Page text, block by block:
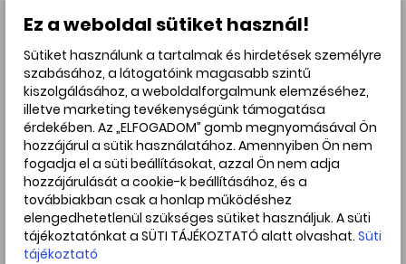
megfigyelheti, valamint a Jupiter két nagy holdját és az
egyiknek az árnyékát is a Jupiter korongjára vetülve!
Az együttállás harmadik tagja az Ikrek csillagképben
található Pollux nevű, sárgás színű csillag, amely bár az
egyenes előzőekben említett két résztvevőjénél
halványabb, 1,1 magnitúdós látszó fényességével a
legfényesebb csillagok közé tartozik. A csillag a Hold fölött
majdnem 5 fokkal látszik, tehát nagyjából ugyanolyan
távolságban a Holdtól, mint a másik irányban a Jupiter. Az
egyenest L-alakzattá egészíti ki az Ikrek csillagkép másik
fényes csillaga, a Castor is, amelyet szintén érdemes
megkeresni az együttes közelében.
Ez a weboldal sütiket használ!
Sütiket használunk a tartalmak és hirdetések személyre
szabásához, a látogatóink magasabb szintű
kiszolgálásához, a weboldalforgalmunk elemzéséhez,
illetve marketing tevékenységünk támogatása
érdekében. Az „ELFOGADOM” gomb megnyomásával Ön
hozzájárul a sütik használatához. Amennyiben Ön nem
fogadja el a süti beállításokat, azzal Ön nem adja
hozzájárulását a cookie-k beállításához, és a
továbbiakban csak a honlap működéshez
elengedhetetlenül szükséges sütiket használjuk. A süti
tájékoztatónkat a SÜTI TÁJÉKOZTATÓ alatt olvashat. Süti
tájékoztató